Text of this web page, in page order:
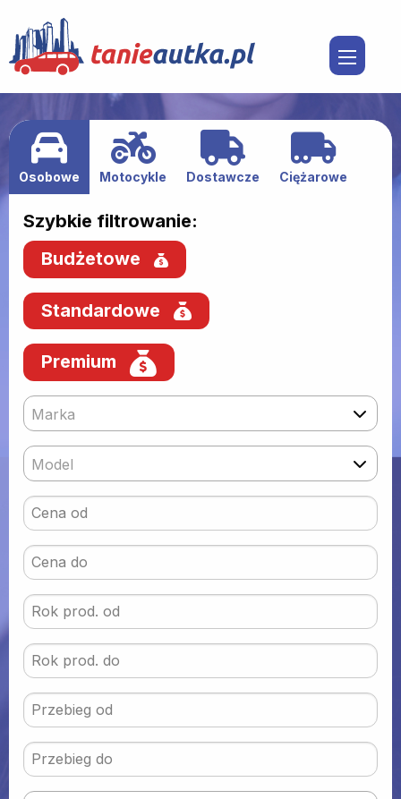
Osobowe Motocykle Dostawcze Ciężarowe
Szybkie filtrowanie:
Budżetowe
Standardowe
Premium
Marka
Model